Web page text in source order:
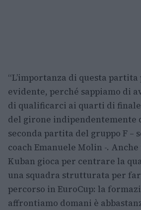
“L’importanza di questa partita
evidente, perché sappiamo di
di qualificarci ai quarti di
del girone
seconda partita del gruppo F –
coach Emanuele Molin -.
Kuban gioca per centrare la
una squadra strutturata per
percorso in EuroCup: la
affrontiamo domani è